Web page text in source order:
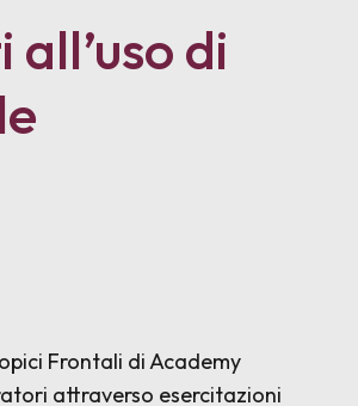
di
Frontali di Academy
attraverso esercitazioni